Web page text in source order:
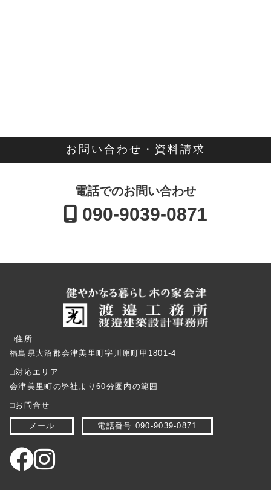
お問い合わせ・資料請求
電話でのお問い合わせ
090-9039-0871
⬜︎住所
福島県大沼郡会津美里町字川原町甲1801-4
⬜︎対応エリア
会津美里町の弊社より60分圏内の範囲
⬜︎お問合せ
メール 電話番号 090-9039-0871